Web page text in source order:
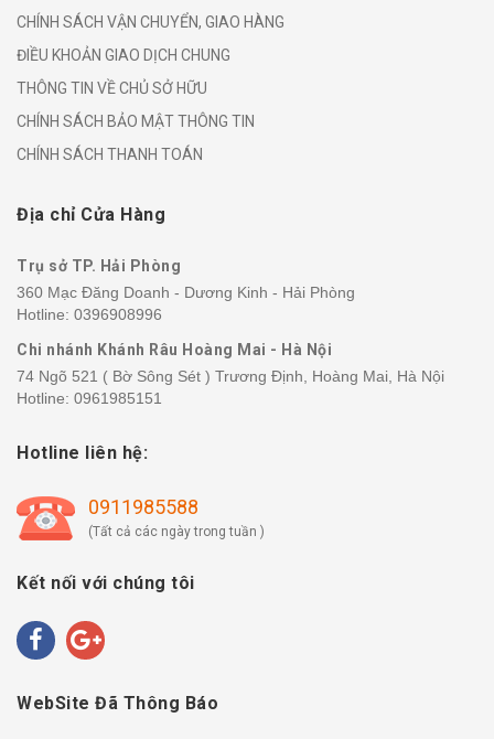
CHÍNH SÁCH VẬN CHUYỂN, GIAO HÀNG
ĐIỀU KHOẢN GIAO DỊCH CHUNG
THÔNG TIN VỀ CHỦ SỞ HỮU
CHÍNH SÁCH BẢO MẬT THÔNG TIN
CHÍNH SÁCH THANH TOÁN
Địa chỉ Cửa Hàng
Trụ sở TP. Hải Phòng
360 Mạc Đăng Doanh - Dương Kinh - Hải Phòng
Hotline: 0396908996
Chi nhánh Khánh Râu Hoàng Mai - Hà Nội
74 Ngõ 521 ( Bờ Sông Sét ) Trương Định, Hoàng Mai, Hà Nội
Hotline: 0961985151
Hotline liên hệ:
0911985588
(Tất cả các ngày trong tuần )
Kết nối với chúng tôi
WebSite Đã Thông Báo